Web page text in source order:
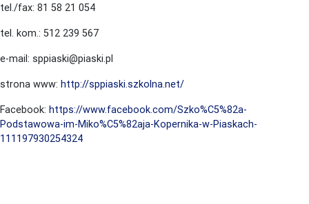
tel./fax: 81 58 21 054
tel. kom.: 512 239 567
e-mail: sppiaski@piaski.pl
strona www: http://sppiaski.szkolna.net/
Facebook: https://www.facebook.com/Szko%C5%82a-
Podstawowa-im-Miko%C5%82aja-Kopernika-w-Piaskach-
111197930254324